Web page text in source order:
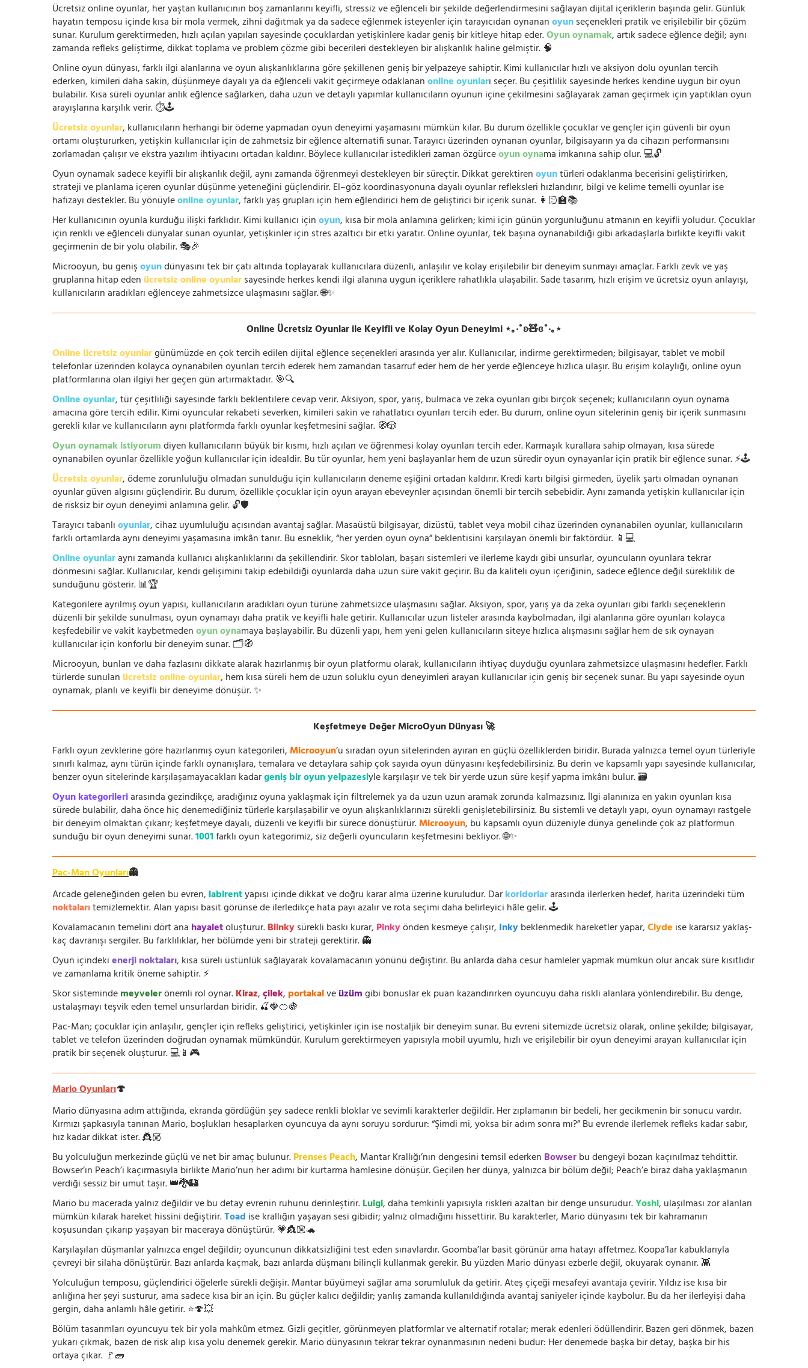
Ücretsiz online oyunlar, her yaştan kullanıcının boş zamanlarını keyifli, stressiz ve eğlenceli bir şekilde değerlendirmesini sağlayan dijital içeriklerin başında gelir. Günlük
hayatın temposu içinde kısa bir mola vermek, zihni dağıtmak ya da sadece eğlenmek isteyenler için tarayıcıdan oynananoyunseçenekleri pratik ve erişilebilir bir çözüm
sunar. Kurulum gerektirmeden, hızlı açılan yapıları sayesinde çocuklardan yetişkinlere kadar geniş bir kitleye hitap eder.Oyun oynamak, artık sadece eğlence değil; aynı
zamanda refleks geliştirme, dikkat toplama ve problem çözme gibi becerileri destekleyen bir alışkanlık haline gelmiştir. 🧠
Online oyun dünyası, farklı ilgi alanlarına ve oyun alışkanlıklarına göre şekillenen geniş bir yelpazeye sahiptir. Kimi kullanıcılar hızlı ve aksiyon dolu oyunları tercih
ederken, kimileri daha sakin, düşünmeye dayalı ya da eğlenceli vakit geçirmeye odaklananonline oyunları seçer. Bu çeşitlilik sayesinde herkes kendine uygun bir oyun
bulabilir. Kısa süreli oyunlar anlık eğlence sağlarken, daha uzun ve detaylı yapımlar kullanıcıların oyunun içine çekilmesini sağlayarak zaman geçirmek için yaptıkları oyun
arayışlarına karşılık verir. ⏱️🕹️
Ücretsiz oyunlar, kullanıcıların herhangi bir ödeme yapmadan oyun deneyimi yaşamasını mümkün kılar. Bu durum özellikle çocuklar ve gençler için güvenli bir oyun
ortamı oluştururken, yetişkin kullanıcılar için de zahmetsiz bir eğlence alternatifi sunar. Tarayıcı üzerinden oynanan oyunlar, bilgisayarın ya da cihazın performansını
zorlamadan çalışır ve ekstra yazılım ihtiyacını ortadan kaldırır. Böylece kullanıcılar istedikleri zaman özgürceoyun oynama imkanına sahip olur. 💻🔓
Oyun oynamak sadece keyifli bir alışkanlık değil, aynı zamanda öğrenmeyi destekleyen bir süreçtir. Dikkat gerektirenoyuntürleri odaklanma becerisini geliştirirken,
strateji ve planlama içeren oyunlar düşünme yeteneğini güçlendirir. El–göz koordinasyonuna dayalı oyunlar refleksleri hızlandırır, bilgi ve kelime temelli oyunlar ise
hafızayı destekler. Bu yönüyleonline oyunlar, farklı yaş grupları için hem eğlendirici hem de geliştirici bir içerik sunar. 👩🏻‍🏫📚
Her kullanıcının oyunla kurduğu ilişki farklıdır. Kimi kullanıcı içinoyun, kısa bir mola anlamına gelirken; kimi için günün yorgunluğunu atmanın en keyifli yoludur. Çocuklar
için renkli ve eğlenceli dünyalar sunan oyunlar, yetişkinler için stres azaltıcı bir etki yaratır. Online oyunlar, tek başına oynanabildiği gibi arkadaşlarla birlikte keyifli vakit
geçirmenin de bir yolu olabilir. 🎭🎉
Microoyun, bu genişoyundünyasını tek bir çatı altında toplayarak kullanıcılara düzenli, anlaşılır ve kolay erişilebilir bir deneyim sunmayı amaçlar. Farklı zevk ve yaş
gruplarına hitap eden ücretsiz online oyunlarsayesinde herkes kendi ilgi alanına uygun içeriklere rahatlıkla ulaşabilir. Sade tasarım, hızlı erişim ve ücretsiz oyun anlayışı,
kullanıcıların aradıkları eğlenceye zahmetsizce ulaşmasını sağlar. 🌐✨
Online Ücretsiz Oyunlar ile Keyifli ve Kolay Oyun Deneyimi ⋆｡‧˚ʚ🧸ɞ˚‧｡⋆
Online ücretsiz oyunlargünümüzde en çok tercih edilen dijital eğlence seçenekleri arasında yer alır. Kullanıcılar, indirme gerektirmeden; bilgisayar, tablet ve mobil
telefonlar üzerinden kolayca oynanabilen oyunları tercih ederek hem zamandan tasarruf eder hem de her yerde eğlenceye hızlıca ulaşır. Bu erişim kolaylığı, online oyun
platformlarına olan ilgiyi her geçen gün artırmaktadır. 🎯🔍
Online oyunlar, tür çeşitliliği sayesinde farklı beklentilere cevap verir. Aksiyon, spor, yarış, bulmaca ve zeka oyunları gibi birçok seçenek; kullanıcıların oyun oynama
amacına göre tercih edilir. Kimi oyuncular rekabeti severken, kimileri sakin ve rahatlatıcı oyunları tercih eder. Bu durum, online oyun sitelerinin geniş bir içerik sunmasını
gerekli kılar ve kullanıcıların aynı platformda farklı oyunlar keşfetmesini sağlar. 🧭🎲
Oyun oynamak istiyorumdiyen kullanıcıların büyük bir kısmı, hızlı açılan ve öğrenmesi kolay oyunları tercih eder. Karmaşık kurallara sahip olmayan, kısa sürede
oynanabilen oyunlar özellikle yoğun kullanıcılar için idealdir. Bu tür oyunlar, hem yeni başlayanlar hem de uzun süredir oyun oynayanlar için pratik bir eğlence sunar. ⚡🕹️
Ücretsiz oyunlar, ödeme zorunluluğu olmadan sunulduğu için kullanıcıların deneme eşiğini ortadan kaldırır. Kredi kartı bilgisi girmeden, üyelik şartı olmadan oynanan
oyunlar güven algısını güçlendirir. Bu durum, özellikle çocuklar için oyun arayan ebeveynler açısından önemli bir tercih sebebidir. Aynı zamanda yetişkin kullanıcılar için
de risksiz bir oyun deneyimi anlamına gelir. 🔓🛡️
Tarayıcı tabanlıoyunlar, cihaz uyumluluğu açısından avantaj sağlar. Masaüstü bilgisayar, dizüstü, tablet veya mobil cihaz üzerinden oynanabilen oyunlar, kullanıcıların
farklı ortamlarda aynı deneyimi yaşamasına imkân tanır. Bu esneklik, “her yerden oyun oyna” beklentisini karşılayan önemli bir faktördür. 📱💻
Online oyunlaraynı zamanda kullanıcı alışkanlıklarını da şekillendirir. Skor tabloları, başarı sistemleri ve ilerleme kaydı gibi unsurlar, oyuncuların oyunlara tekrar
dönmesini sağlar. Kullanıcılar, kendi gelişimini takip edebildiği oyunlarda daha uzun süre vakit geçirir. Bu da kaliteli oyun içeriğinin, sadece eğlence değil süreklilik de
sunduğunu gösterir. 📊🏆
Kategorilere ayrılmış oyun yapısı, kullanıcıların aradıkları oyun türüne zahmetsizce ulaşmasını sağlar. Aksiyon, spor, yarış ya da zeka oyunları gibi farklı seçeneklerin
düzenli bir şekilde sunulması, oyun oynamayı daha pratik ve keyifli hale getirir. Kullanıcılar uzun listeler arasında kaybolmadan, ilgi alanlarına göre oyunları kolayca
keşfedebilir ve vakit kaybetmedenoyun oynamaya başlayabilir. Bu düzenli yapı, hem yeni gelen kullanıcıların siteye hızlıca alışmasını sağlar hem de sık oynayan
kullanıcılar için konforlu bir deneyim sunar. 🗂️🧭
Microoyun, bunları ve daha fazlasını dikkate alarak hazırlanmış bir oyun platformu olarak, kullanıcıların ihtiyaç duyduğu oyunlara zahmetsizce ulaşmasını hedefler. Farklı
türlerde sunulan ücretsiz online oyunlar, hem kısa süreli hem de uzun soluklu oyun deneyimleri arayan kullanıcılar için geniş bir seçenek sunar. Bu yapı sayesinde oyun
oynamak, planlı ve keyifli bir deneyime dönüşür. ✨
Keşfetmeye Değer MicroOyun Dünyası 🚀
Farklı oyun zevklerine göre hazırlanmış oyun kategorileri,Microoyun’u sıradan oyun sitelerinden ayıran en güçlü özelliklerden biridir. Burada yalnızca temel oyun türleriyle
sınırlı kalmaz, aynı türün içinde farklı oynanışlara, temalara ve detaylara sahip çok sayıda oyun dünyasını keşfedebilirsiniz. Bu derin ve kapsamlı yapı sayesinde kullanıcılar,
benzer oyun sitelerinde karşılaşamayacakları kadargeniş bir oyun yelpazesiyle karşılaşır ve tek bir yerde uzun süre keşif yapma imkânı bulur. 🗃️
Oyun kategorileriarasında gezindikçe, aradığınız oyuna yaklaşmak için filtrelemek ya da uzun uzun aramak zorunda kalmazsınız. İlgi alanınıza en yakın oyunları kısa
sürede bulabilir, daha önce hiç denemediğiniz türlerle karşılaşabilir ve oyun alışkanlıklarınızı sürekli genişletebilirsiniz. Bu sistemli ve detaylı yapı, oyun oynamayı rastgele
bir deneyim olmaktan çıkarır; keşfetmeye dayalı, düzenli ve keyifli bir sürece dönüştürür.Microoyun, bu kapsamlı oyun düzeniyle dünya genelinde çok az platformun
sunduğu bir oyun deneyimi sunar.1001farklı oyun kategorimiz, siz değerli oyuncuların keşfetmesini bekliyor. 🌐✨
Pac-Man Oyunları👻
Arcade geleneğinden gelen bu evren, labirentyapısı içinde dikkat ve doğru karar alma üzerine kuruludur. Darkoridorlararasında ilerlerken hedef, harita üzerindeki tüm
noktalarıtemizlemektir. Alan yapısı basit görünse de ilerledikçe hata payı azalır ve rota seçimi daha belirleyici hâle gelir. 🕹️
Kovalamacanın temelini dört ana hayaletoluşturur.Blinkysürekli baskı kurar, Pinkyönden kesmeye çalışır, Inkybeklenmedik hareketler yapar,Clyde ise kararsız yaklaş-
kaç davranışı sergiler. Bu farklılıklar, her bölümde yeni bir strateji gerektirir. 👻
Oyun içindekienerji noktaları, kısa süreli üstünlük sağlayarak kovalamacanın yönünü değiştirir. Bu anlarda daha cesur hamleler yapmak mümkün olur ancak süre kısıtlıdır
ve zamanlama kritik öneme sahiptir. ⚡
Skor sistemindemeyvelerönemli rol oynar.Kiraz,çilek, portakalveüzümgibi bonuslar ek puan kazandırırken oyuncuyu daha riskli alanlara yönlendirebilir. Bu denge,
ustalaşmayı teşvik eden temel unsurlardan biridir. 🍒🍓🍊🍇
Pac-Man; çocuklar için anlaşılır, gençler için refleks geliştirici, yetişkinler için ise nostaljik bir deneyim sunar. Bu evreni sitemizde ücretsiz olarak, online şekilde; bilgisayar,
tablet ve telefon üzerinden doğrudan oynamak mümkündür. Kurulum gerektirmeyen yapısıyla mobil uyumlu, hızlı ve erişilebilir bir oyun deneyimi arayan kullanıcılar için
pratik bir seçenek oluşturur. 💻📱🎮
Mario Oyunları🍄
Mario dünyasına adım attığında, ekranda gördüğün şey sadece renkli bloklar ve sevimli karakterler değildir. Her zıplamanın bir bedeli, her gecikmenin bir sonucu vardır.
Kırmızı şapkasıyla tanınan Mario, boşlukları hesaplarken oyuncuya da aynı soruyu sordurur: “Şimdi mi, yoksa bir adım sonra mı?” Bu evrende ilerlemek refleks kadar sabır,
hız kadar dikkat ister. 👸🏼
Bu yolculuğun merkezinde güçlü ve net bir amaç bulunur.Prenses Peach, Mantar Krallığı’nın dengesini temsil ederken Bowserbu dengeyi bozan kaçınılmaz tehdittir.
Bowser’ın Peach’i kaçırmasıyla birlikte Mario’nun her adımı bir kurtarma hamlesine dönüşür. Geçilen her dünya, yalnızca bir bölüm değil; Peach’e biraz daha yaklaşmanın
verdiği sessiz bir umut taşır. 👑🐉🏰
Mario bu macerada yalnız değildir ve bu detay evrenin ruhunu derinleştirir.Luigi, daha temkinli yapısıyla riskleri azaltan bir denge unsurudur.Yoshi, ulaşılması zor alanları
mümkün kılarak hareket hissini değiştirir.Toad ise krallığın yaşayan sesi gibidir; yalnız olmadığını hissettirir. Bu karakterler, Mario dünyasını tek bir kahramanın
koşusundan çıkarıp yaşayan bir maceraya dönüştürür. 💗👸🏼🐢
Karşılaşılan düşmanlar yalnızca engel değildir; oyuncunun dikkatsizliğini test eden sınavlardır. Goomba’lar basit görünür ama hatayı affetmez. Koopa’lar kabuklarıyla
çevreyi bir silaha dönüştürür. Bazı anlarda kaçmak, bazı anlarda düşmanı bilinçli kullanmak gerekir. Bu yüzden Mario dünyası ezberle değil, okuyarak oynanır. 👾
Yolculuğun temposu, güçlendirici öğelerle sürekli değişir. Mantar büyümeyi sağlar ama sorumluluk da getirir. Ateş çiçeği mesafeyi avantaja çevirir. Yıldız ise kısa bir
anlığına her şeyi susturur, ama sadece kısa bir an için. Bu güçler kalıcı değildir; yanlış zamanda kullanıldığında avantaj saniyeler içinde kaybolur. Bu da her ilerleyişi daha
gergin, daha anlamlı hâle getirir. ⭐🍄💥
Bölüm tasarımları oyuncuyu tek bir yola mahkûm etmez. Gizli geçitler, görünmeyen platformlar ve alternatif rotalar; merak edenleri ödüllendirir. Bazen geri dönmek, bazen
yukarı çıkmak, bazen de risk alıp kısa yolu denemek gerekir. Mario dünyasının tekrar tekrar oynanmasının nedeni budur: Her denemede başka bir detay, başka bir his
ortaya çıkar. 🚩🧱